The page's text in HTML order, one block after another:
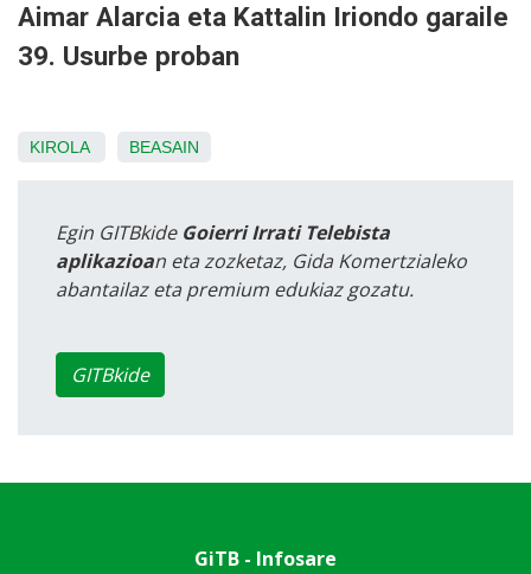
Aimar Alarcia eta Kattalin Iriondo garaile
39. Usurbe proban
KIROLA BEASAIN
Egin GITBkide Goierri Irrati Telebista
aplikazioan eta zozketaz, Gida Komertzialeko
abantailaz eta premium edukiaz gozatu.
GITBkide
GiTB - Infosare